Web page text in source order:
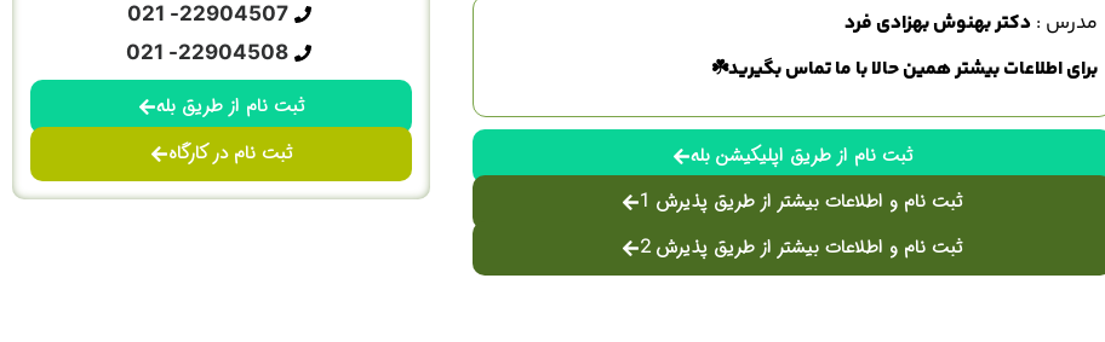
مدرس : دکتر بهنوش بهزادی فرد
برای اطلاعات بیشتر همین حالا با ما تماس بگیرید☘️
ثبت نام از طریق اپلیکیشن بله
ثبت نام و اطلاعات بیشتر از طریق پذیرش 1
ثبت نام و اطلاعات بیشتر از طریق پذیرش 2
22904507- 021
22904508- 021
ثبت نام از طریق بله
ثبت نام در کارگاه